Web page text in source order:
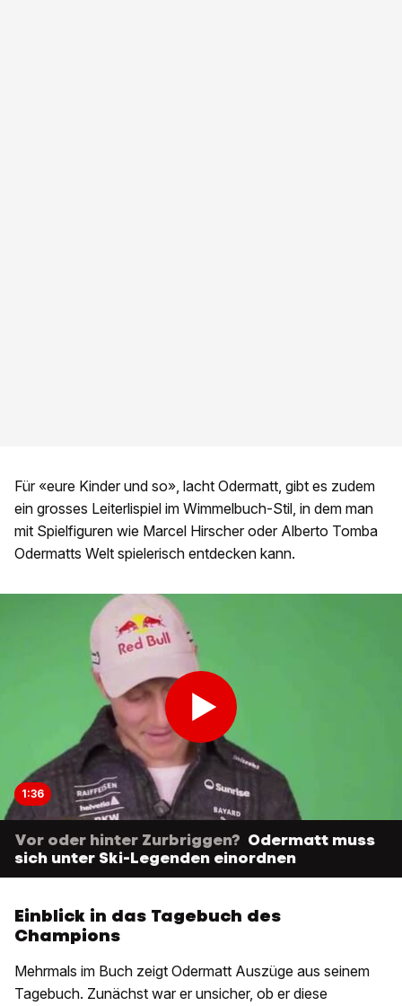
Für «eure Kinder und so», lacht Odermatt, gibt es zudem
ein grosses Leiterlispiel im Wimmelbuch-Stil, in dem man
mit Spielfiguren wie Marcel Hirscher oder Alberto Tomba
Odermatts Welt spielerisch entdecken kann.
1:36
Vor oder hinter Zurbriggen? Odermatt muss
sich unter Ski-Legenden einordnen
Einblick in das Tagebuch des
Champions
Mehrmals im Buch zeigt Odermatt Auszüge aus seinem
Tagebuch. Zunächst war er unsicher, ob er diese